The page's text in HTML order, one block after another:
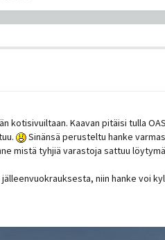
kotisivuiltaan. Kaavan pitäisi tulla
Sinänsä perusteltu hanke
mistä tyhjiä varastoja sattuu
niin hanke voi